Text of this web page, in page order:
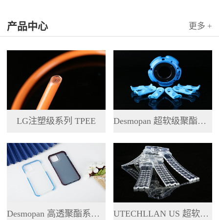
产品中心 更多 +
LG注塑级系列 TPEE Desmopan 超软级聚酯系列 TPU
Desmopan 高透聚酯系列 TPU UTECHLLAN US 超软级系列 TPU